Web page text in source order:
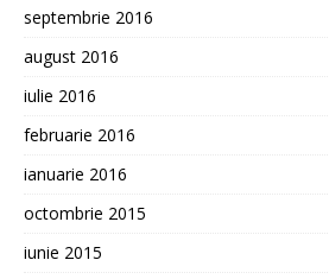
septembrie 2016
august 2016
iulie 2016
februarie 2016
ianuarie 2016
octombrie 2015
iunie 2015